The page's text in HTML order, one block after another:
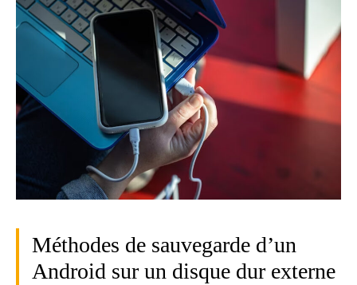
Méthodes de sauvegarde d’un
Android sur un disque dur externe